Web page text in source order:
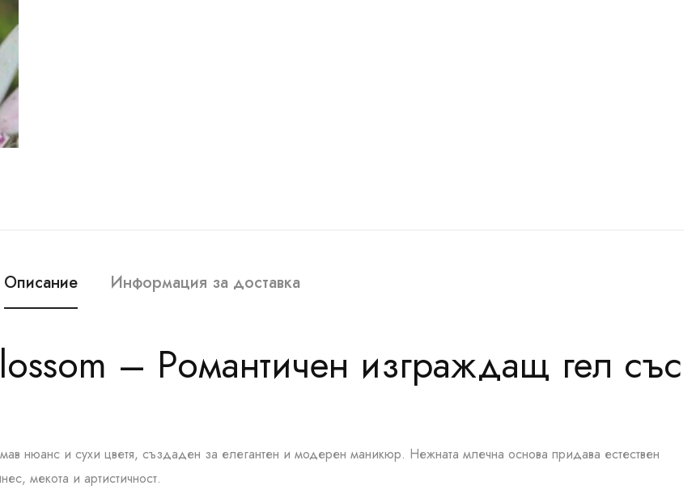
Описание Информация за доставка
– Романтичен изграждащ гел със
нюанс и сухи цветя, създаден за елегантен и модерен маникюр. Нежната млечна основа придава естествен
мекота и артистичност.